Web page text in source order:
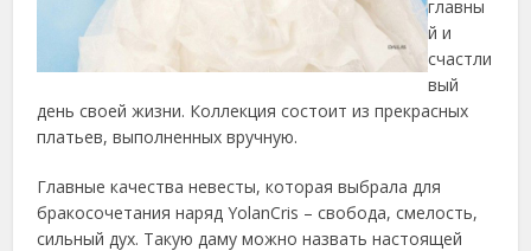
главны
й и
счастли
вый
день своей жизни. Коллекция состоит из прекрасных
платьев, выполненных вручную.
Главные качества невесты, которая выбрала для
бракосочетания наряд YolanCris – свобода, смелость,
сильный дух. Такую даму можно назвать настоящей